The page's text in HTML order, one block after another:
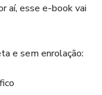
aí, esse e-book vai
e sem enrolação: